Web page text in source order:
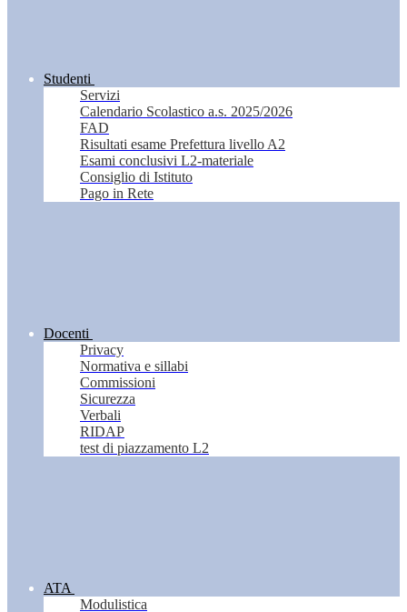
Studenti
Servizi
Calendario Scolastico a.s. 2025/2026
FAD
Risultati esame Prefettura livello A2
Esami conclusivi L2-materiale
Consiglio di Istituto
Pago in Rete
Docenti
Privacy
Normativa e sillabi
Commissioni
Sicurezza
Verbali
RIDAP
test di piazzamento L2
ATA
Modulistica